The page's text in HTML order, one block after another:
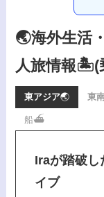
🌏海外生活
人旅情報🏝️(
東アジア🌏 東
船⛴️
Iraが踏破し
イブ